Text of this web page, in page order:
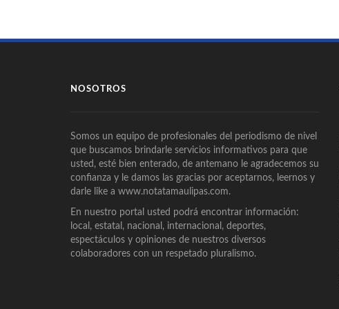
NOSOTROS
Somos un equipo de profesionales del periodismo de nivel
que buscamos brindarle servicios informativos para que
usted, esté bien enterado, de antemano le agradecemos su
confianza y le damos las gracias por aceptarnos, leernos y
darle like a www.notatamaulipas.com.
En nuestro portal usted podrá encontrar información:
local, estatal, nacional, internacional, deportes,
espectáculos y opiniones de nuestros diversos
colaboradores con un respetado pluralismo.